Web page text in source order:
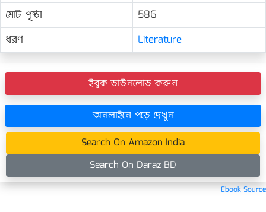
মোট পৃষ্ঠা
586
ধরণ
Literature
ইবুক ডাউনলোড করুন
অনলাইনে পড়ে দেখুন
Search On Amazon India
Search On Daraz BD
Ebook Source